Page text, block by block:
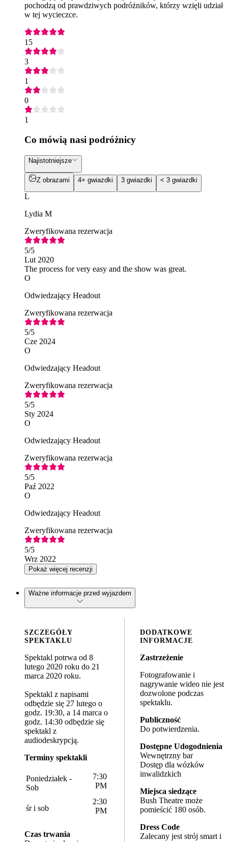
pochodzą od prawdziwych podróżników, którzy wzięli udział
w tej wycieczce.
15
3
1
0
1
Co mówią nasi podróżnicy
Najistotniejsze
Z obrazami 4+ gwiazdki 3 gwiazdki < 3 gwiazdki
L
Lydia M
Zweryfikowana rezerwacja
5/5
Lut 2020
The process for very easy and the show was great.
O
Odwiedzający Headout
Zweryfikowana rezerwacja
5/5
Cze 2024
O
Odwiedzający Headout
Zweryfikowana rezerwacja
5/5
Sty 2024
O
Odwiedzający Headout
Zweryfikowana rezerwacja
5/5
Paź 2022
O
Odwiedzający Headout
Zweryfikowana rezerwacja
5/5
Wrz 2022
Pokaż więcej recenzji
Ważne informacje przed wyjazdem
SZCZEGÓŁY
SPEKTAKLU
Spektakl potrwa od 8
lutego 2020 roku do 21
marca 2020 roku.
Spektakl z napisami
odbędzie się 27 lutego o
godz. 19:30, a 14 marca o
godz. 14:30 odbędzie się
spektakl z
audiodeskrypcją.
Terminy spektakli
Poniedziałek -
Sob
7:30
PM
śr i sob
2:30
PM
Czas trwania
DODATKOWE
INFORMACJE
Zastrzeżenie
Fotografowanie i
nagrywanie wideo nie jest
dozwolone podczas
spektaklu.
Publiczność
Do potwierdzenia.
Dostępne Udogodnienia
Wewnętrzny bar
Dostęp dla wózków
inwalidzkich
Miejsca siedzące
Bush Theatre może
pomieścić 180 osób.
Dress Code
Zalecany jest strój smart i